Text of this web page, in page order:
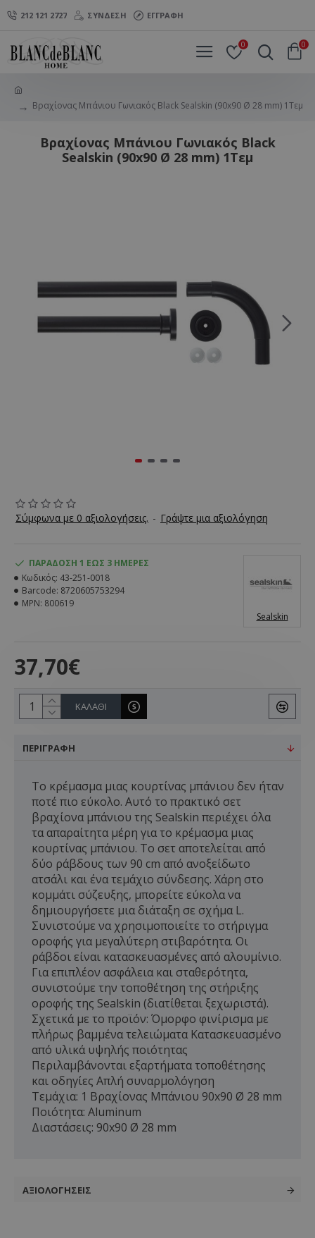
212 121 2727 ΣΎΝΔΕΣΗ ΕΓΓΡΑΦΉ
0 0
Βραχίονας Μπάνιου Γωνιακός Black Sealskin (90x90 Ø 28 mm) 1Τεμ
Βραχίονας Μπάνιου Γωνιακός Black
Sealskin (90x90 Ø 28 mm) 1Τεμ
Σύμφωνα με 0 αξιολογήσεις. - Γράψτε μια αξιολόγηση
37,70€
ΠΑΡΆΔΟΣΗ 1 ΈΩΣ 3 ΗΜΈΡΕΣ
Κωδικός: 43-251-0018
Barcode: 8720605753294
MPN: 800619
Sealskin
ΚΑΛΆΘΙ
ΠΕΡΙΓΡΑΦΉ
Το κρέμασμα μιας κουρτίνας μπάνιου δεν ήταν
ποτέ πιο εύκολο. Αυτό το πρακτικό σετ
βραχίονα μπάνιου της Sealskin περιέχει όλα
τα απαραίτητα μέρη για το κρέμασμα μιας
κουρτίνας μπάνιου. Το σετ αποτελείται από
δύο ράβδους των 90 cm από ανοξείδωτο
ατσάλι και ένα τεμάχιο σύνδεσης. Χάρη στο
κομμάτι σύζευξης, μπορείτε εύκολα να
δημιουργήσετε μια διάταξη σε σχήμα L.
Συνιστούμε να χρησιμοποιείτε το στήριγμα
οροφής για μεγαλύτερη στιβαρότητα. Οι
ράβδοι είναι κατασκευασμένες από αλουμίνιο.
Για επιπλέον ασφάλεια και σταθερότητα,
συνιστούμε την τοποθέτηση της στήριξης
οροφής της Sealskin (διατίθεται ξεχωριστά).
Σχετικά με το προϊόν: Όμορφο φινίρισμα με
πλήρως βαμμένα τελειώματα Κατασκευασμένο
από υλικά υψηλής ποιότητας
Περιλαμβάνονται εξαρτήματα τοποθέτησης
και οδηγίες Απλή συναρμολόγηση
Τεμάχια: 1 Βραχίονας Μπάνιου 90x90 Ø 28 mm
Ποιότητα: Aluminum
Διαστάσεις: 90x90 Ø 28 mm
ΑΞΙΟΛΟΓΉΣΕΙΣ